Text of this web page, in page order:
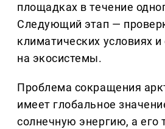
площадках в течение
Следующий этап —
климатических условиях
на экосистемы.
Проблема сокращения
имеет глобальное
солнечную энергию, а его